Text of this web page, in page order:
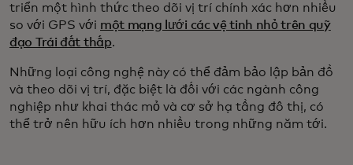
triển một hình thức theo dõi vị trí chính xác hơn nhiều
so với GPS với một mạng lưới các vệ tinh nhỏ trên quỹ
đạo Trái đất thấp.
Những loại công nghệ này có thể đảm bảo lập bản đồ
và theo dõi vị trí, đặc biệt là đối với các ngành công
nghiệp như khai thác mỏ và cơ sở hạ tầng đô thị, có
thể trở nên hữu ích hơn nhiều trong những năm tới.